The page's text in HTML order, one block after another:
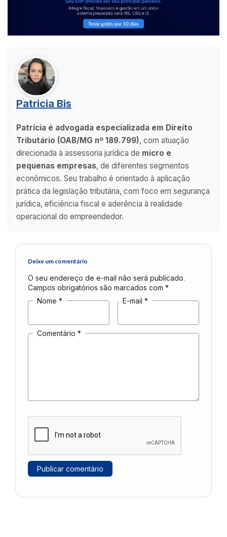
Patricia Bis
Patrícia é advogada especializada em Direito
Tributário (OAB/MG nº 189.799), com atuação
direcionada à assessoria jurídica de micro e
pequenas empresas, de diferentes segmentos
econômicos. Seu trabalho é orientado à aplicação
prática da legislação tributária, com foco em segurança
jurídica, eficiência fiscal e aderência à realidade
operacional do empreendedor.
Deixe um comentário
O seu endereço de e-mail não será publicado.
Campos obrigatórios são marcados com *
Nome * E-mail *
Comentário *